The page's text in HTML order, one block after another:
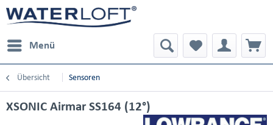
Menü
Übersicht Sensoren
XSONIC Airmar SS164 (12°)